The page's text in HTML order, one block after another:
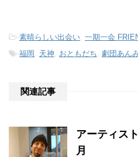
-素晴らしい出会い 一期一会
-福岡 天神 おともだち 劇団あん
関連記事
アーティス
月